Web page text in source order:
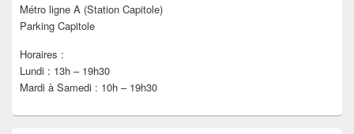
Métro ligne A (Station Capitole)
Parking Capitole
Horaires :
Lundi : 13h – 19h30
Mardi à Samedi : 10h – 19h30